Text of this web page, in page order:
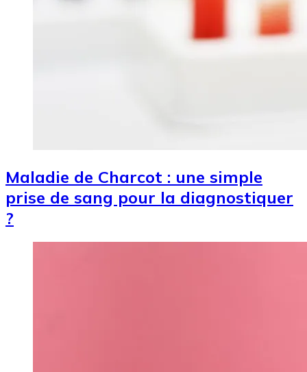
Maladie de Charcot : une simple
prise de sang pour la diagnostiquer
?